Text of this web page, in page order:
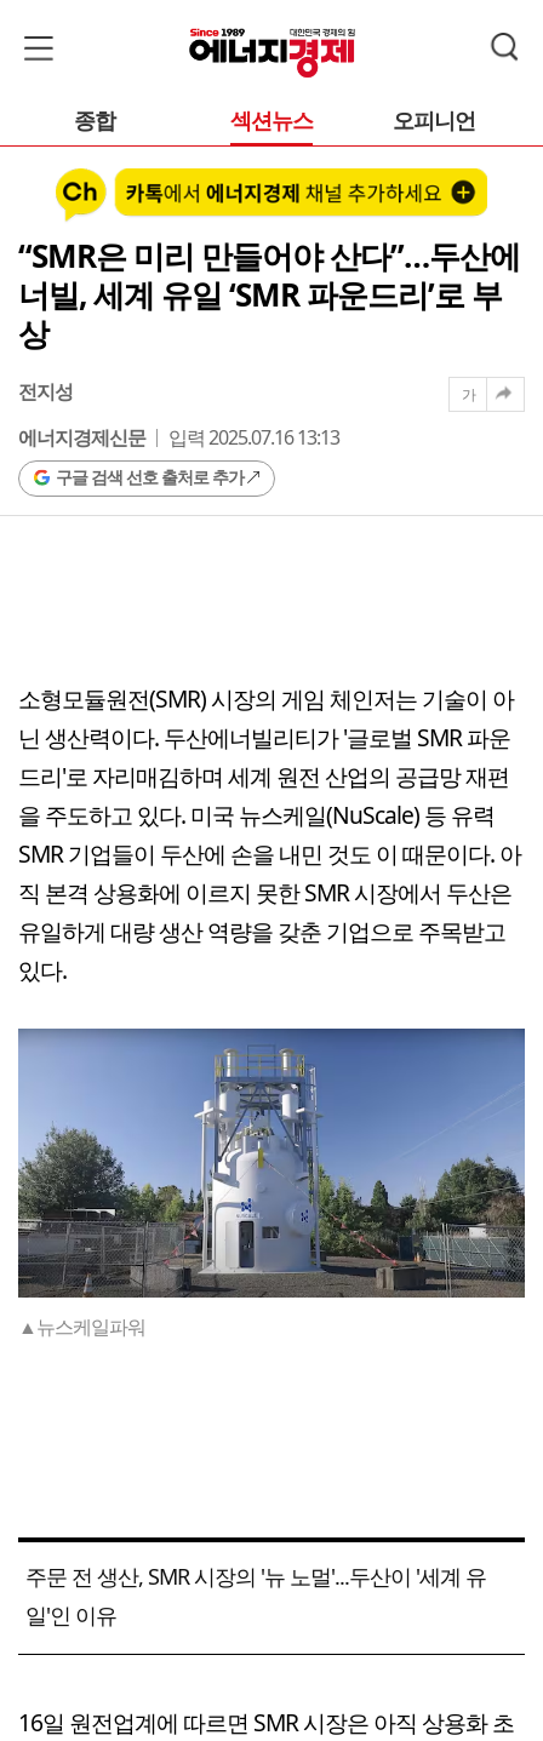
종합 섹션뉴스 오피니언
“SMR은 미리 만들어야 산다”…두산에
너빌, 세계 유일 ‘SMR 파운드리’로 부
상
전지성
에너지경제신문
입력 2025.07.16 13:13
구글 검색 선호 출처로 추가
가
소형모듈원전(SMR) 시장의 게임 체인저는 기술이 아
닌 생산력이다. 두산에너빌리티가 '글로벌 SMR 파운
드리'로 자리매김하며 세계 원전 산업의 공급망 재편
을 주도하고 있다. 미국 뉴스케일(NuScale) 등 유력
SMR 기업들이 두산에 손을 내민 것도 이 때문이다. 아
직 본격 상용화에 이르지 못한 SMR 시장에서 두산은
유일하게 대량 생산 역량을 갖춘 기업으로 주목받고
있다.
▲뉴스케일파워
주문 전 생산, SMR 시장의 '뉴 노멀'...두산이 '세계 유
일'인 이유
16일 원전업계에 따르면 SMR 시장은 아직 상용화 초